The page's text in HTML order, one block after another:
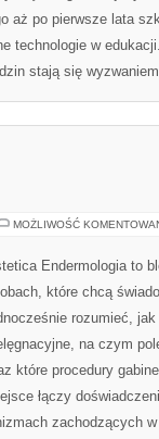
aż po pierwsze lata
technologie w
stają się
MOŻLIWOŚĆ
Endermologia to
które chcą
rozumieć, jak
na czym
które procedury
łączy
zachodzących